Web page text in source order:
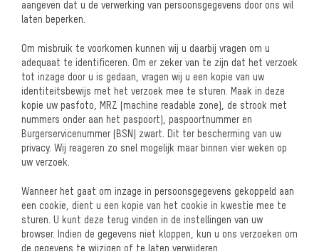
aangeven dat u de verwerking van persoonsgegevens door ons wil
laten beperken.
Om misbruik te voorkomen kunnen wij u daarbij vragen om u
adequaat te identificeren. Om er zeker van te zijn dat het verzoek
tot inzage door u is gedaan, vragen wij u een kopie van uw
identiteitsbewijs met het verzoek mee te sturen. Maak in deze
kopie uw pasfoto, MRZ (machine readable zone), de strook met
nummers onder aan het paspoort), paspoortnummer en
Burgerservicenummer (BSN) zwart. Dit ter bescherming van uw
privacy. Wij reageren zo snel mogelijk maar binnen vier weken op
uw verzoek.
Wanneer het gaat om inzage in persoonsgegevens gekoppeld aan
een cookie, dient u een kopie van het cookie in kwestie mee te
sturen. U kunt deze terug vinden in de instellingen van uw
browser. Indien de gegevens niet kloppen, kun u ons verzoeken om
de gegevens te wijzigen of te laten verwijderen.